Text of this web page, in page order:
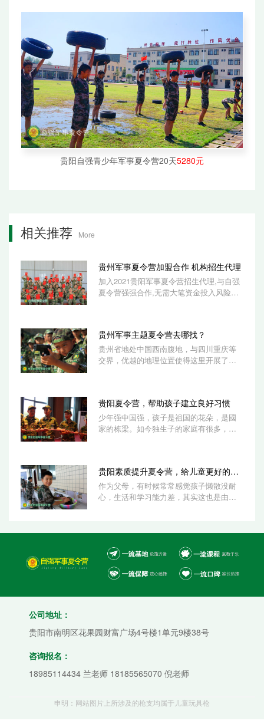
贵阳自强青少年军事夏令营20天5280元
相关推荐 More
贵州军事夏令营加盟合作 机构招生代理
加入2021贵阳军事夏令营招生代理,与自强
夏令营强强合作,无需大笔资金投入风险小,
贵州军事主题夏令营去哪找？
贵州省地处中国西南腹地，与四川重庆等
交界，优越的地理位置使得这里开展了很
贵阳夏令营，帮助孩子建立良好习惯
少年强中国强，孩子是祖国的花朵，是國
家的栋梁。如今独生子的家庭有很多，父
贵阳素质提升夏令营，给儿童更好的成长
作为父母，有时候常常感觉孩子懒散没耐
心，生活和学习能力差，其实这也是由于
公司地址：
贵阳市南明区花果园财富广场4号楼1单元9楼38号
咨询报名：
18985114434 兰老师 18185565070 倪老师
申明：网站图片上所涉及的枪支均属于儿童玩具枪